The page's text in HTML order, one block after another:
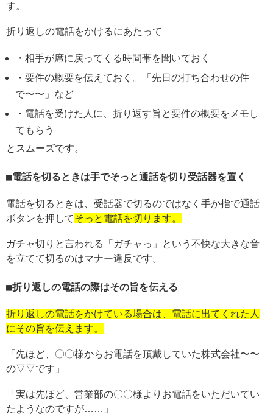
す。
折り返しの電話をかけるにあたって
・相手が席に戻ってくる時間帯を聞いておく
・要件の概要を伝えておく。「先日の打ち合わせの件
で〜〜」など
・電話を受けた人に、折り返す旨と要件の概要をメモし
てもらう
とスムーズです。
電話を切るときは手でそっと通話を切り受話器を置く
電話を切るときは、受話器で切るのではなく手か指で通話
ボタンを押してそっと電話を切ります。
ガチャ切りと言われる「ガチャっ」という不快な大きな音
を立てて切るのはマナー違反です。
折り返しの電話の際はその旨を伝える
折り返しの電話をかけている場合は、電話に出てくれた人
にその旨を伝えます。
「先ほど、〇〇様からお電話を頂戴していた株式会社〜〜
の▽▽です」
「実は先ほど、営業部の〇〇様よりお電話をいただいてい
たようなのですが……」